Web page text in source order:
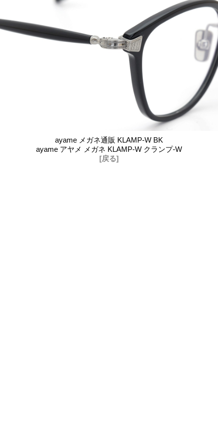
ayame メガネ通販 KLAMP-W BK
ayame アヤメ メガネ KLAMP-W クランプ-W
[戻る]